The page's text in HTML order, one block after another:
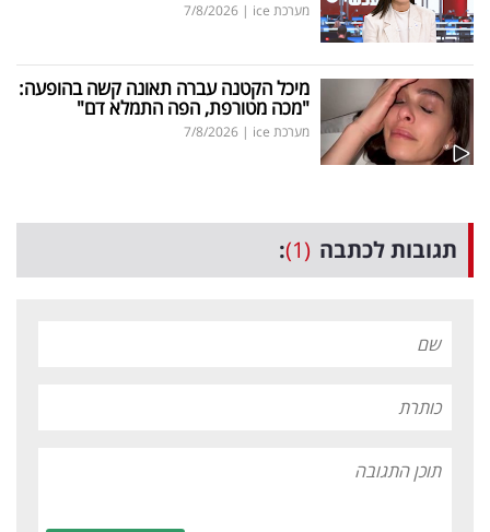
מערכת ice |
7/8/2026
מיכל הקטנה עברה תאונה קשה בהופעה:
"מכה מטורפת, הפה התמלא דם"
מערכת ice |
7/8/2026
תגובות לכתבה (1)
: